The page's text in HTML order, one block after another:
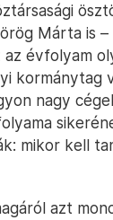
Márta is
az évfolyam
kormánytag
nagy
mikor kell
azt